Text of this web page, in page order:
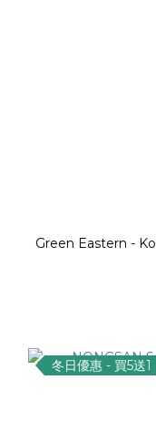
Green Eastern -
冬日優惠 - 買5送1